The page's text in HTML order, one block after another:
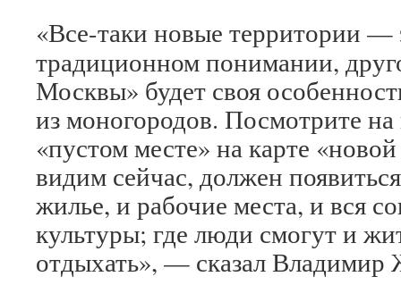
«Все-таки новые территории —
традиционном понимании,
Москвы» будет своя
из моногородов. Посмотрите
«пустом месте» на карте
видим сейчас, должен
жилье, и рабочие места, и вся
культуры; где люди смогут и
отдыхать», — сказал